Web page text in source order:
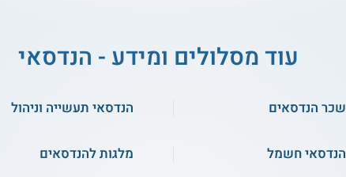
עוד מסלולים ומידע - הנדסאי
שכר הנדסאים הנדסאי תעשייה וניהול
הנדסאי חשמל מלגות להנדסאים